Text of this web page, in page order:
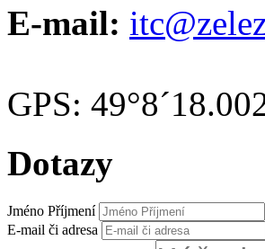
E-mail:
GPS:
Dotazy
Jméno Příjmení
E-mail či adresa